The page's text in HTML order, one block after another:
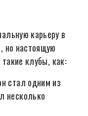
карьеру в
но настоящую
такие клубы, как:
стал одним из
несколько